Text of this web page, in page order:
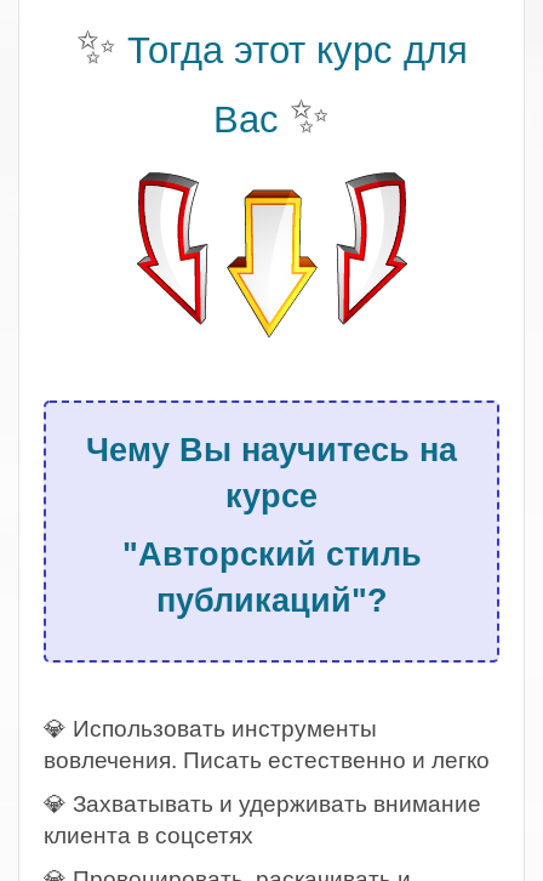
✨ Тогда этот курс для
Вас ✨
Чему Вы научитесь на
курсе
"Авторский стиль
публикаций"?
💎 Использовать инструменты
вовлечения. Писать естественно и легко
💎 Захватывать и удерживать внимание
клиента в соцсетях